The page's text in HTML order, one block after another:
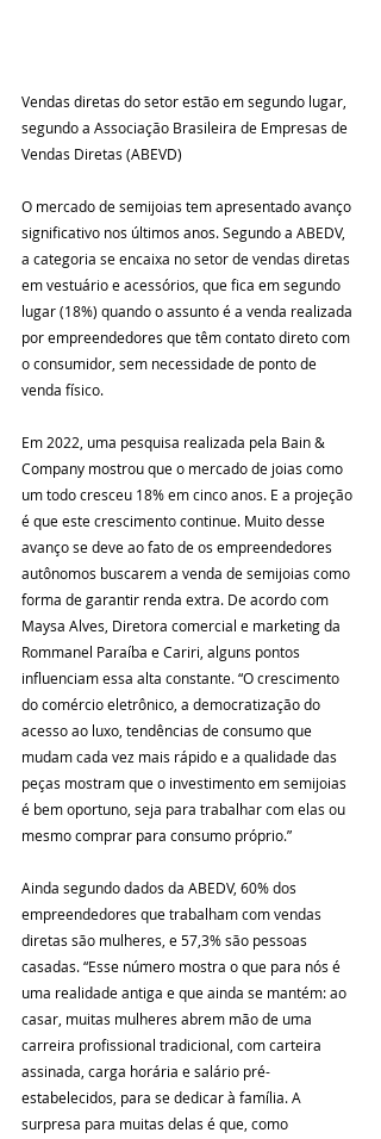
Vendas diretas do setor estão em segundo lugar,
segundo a Associação Brasileira de Empresas de
Vendas Diretas (ABEVD)
O mercado de semijoias tem apresentado avanço
significativo nos últimos anos. Segundo a ABEDV,
a categoria se encaixa no setor de vendas diretas
em vestuário e acessórios, que fica em segundo
lugar (18%) quando o assunto é a venda realizada
por empreendedores que têm contato direto com
o consumidor, sem necessidade de ponto de
venda físico.
Em 2022, uma pesquisa realizada pela Bain &
Company mostrou que o mercado de joias como
um todo cresceu 18% em cinco anos. E a projeção
é que este crescimento continue. Muito desse
avanço se deve ao fato de os empreendedores
autônomos buscarem a venda de semijoias como
forma de garantir renda extra. De acordo com
Maysa Alves, Diretora comercial e marketing da
Rommanel Paraíba e Cariri, alguns pontos
influenciam essa alta constante. “O crescimento
do comércio eletrônico, a democratização do
acesso ao luxo, tendências de consumo que
mudam cada vez mais rápido e a qualidade das
peças mostram que o investimento em semijoias
é bem oportuno, seja para trabalhar com elas ou
mesmo comprar para consumo próprio.”
Ainda segundo dados da ABEDV, 60% dos
empreendedores que trabalham com vendas
diretas são mulheres, e 57,3% são pessoas
casadas. “Esse número mostra o que para nós é
uma realidade antiga e que ainda se mantém: ao
casar, muitas mulheres abrem mão de uma
carreira profissional tradicional, com carteira
assinada, carga horária e salário pré-
estabelecidos, para se dedicar à família. A
surpresa para muitas delas é que, como